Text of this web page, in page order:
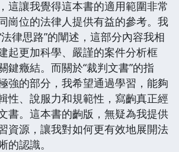
這讓我覺得這本書的適用範圍非常
崗位的法律人提供有益的參考。我
律思路”的闡述，這部分內容我相
起更加科學、嚴謹的案件分析框
鍵癥結。而關於“裁判文書”的指
強的部分，我希望通過學習，能夠
性、說服力和規範性，寫齣真正經
書。這本書的齣版，無疑為我提供
資源，讓我對如何更有效地展開法
的認識。